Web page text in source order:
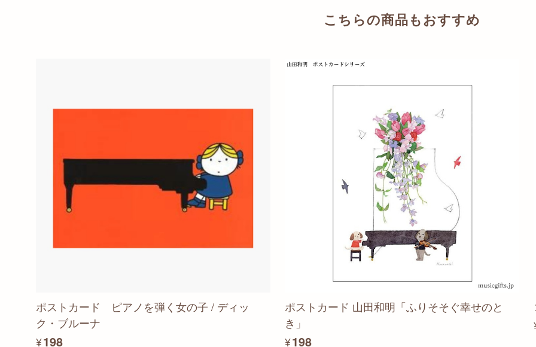
こちらの商品もおすすめ
ポストカード ピアノを弾く女の子 / ディッ
ク・ブルーナ
¥198
ポストカード 山田和明「ふりそそぐ幸せのと
き」
¥198